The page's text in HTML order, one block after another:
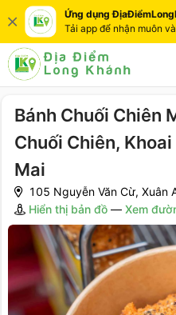
Ứng dụng
Tải app để nhận muôn
Bánh Chuối Chiên
Chuối Chiên,
Mai
105 Nguyễn Văn Cừ, Xuân
Hiển thị bản đồ — Xem